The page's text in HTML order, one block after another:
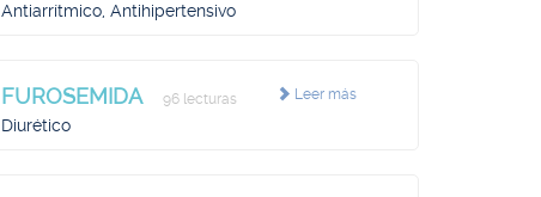
Antiarrítmico, Antihipertensivo
Leer más
FUROSEMIDA 96 lecturas
Diurético